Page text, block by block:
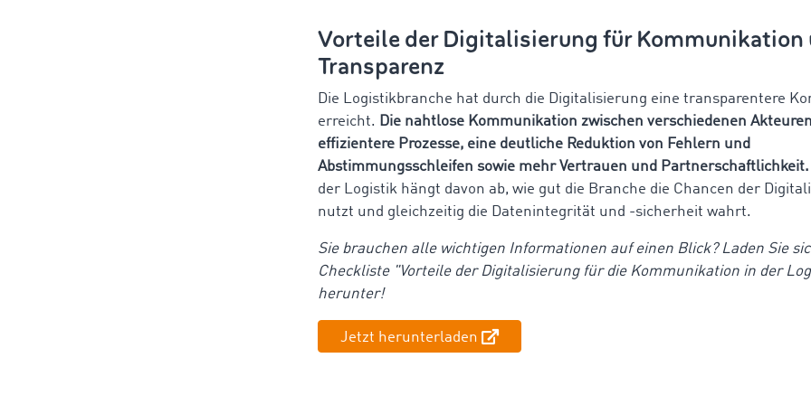
Vorteile der Digitalisierung für Kommunikation
Transparenz
Die Logistikbranche hat durch die Digitalisierung eine transparentere
erreicht. Die nahtlose Kommunikation zwischen verschiedenen
effizientere Prozesse, eine deutliche Reduktion von Fehlern und
Abstimmungsschleifen sowie mehr Vertrauen und Partnerschaftlichkeit.
der Logistik hängt davon ab, wie gut die Branche die Chancen der
nutzt und gleichzeitig die Datenintegrität und -sicherheit wahrt.
Sie brauchen alle wichtigen Informationen auf einen Blick? Laden Sie
Checkliste "Vorteile der Digitalisierung für die Kommunikation in der
herunter!
Jetzt herunterladen